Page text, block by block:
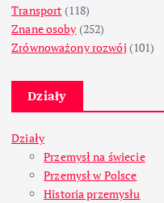
Transport (118)
Znane osoby (252)
Zrównoważony rozwój (101)
Działy
Działy
Przemysł na świecie
Przemysł w Polsce
Historia przemysłu